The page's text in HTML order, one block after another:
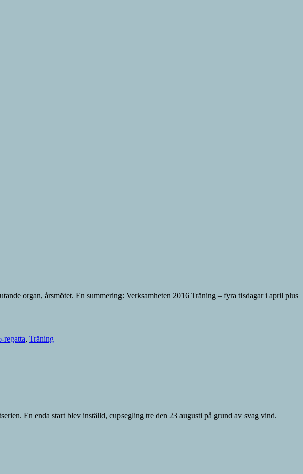
organ, årsmötet. En summering: Verksamheten 2016 Träning – fyra tisdagar i april plus
regatta, Träning
En enda start blev inställd, cupsegling tre den 23 augusti på grund av svag vind.